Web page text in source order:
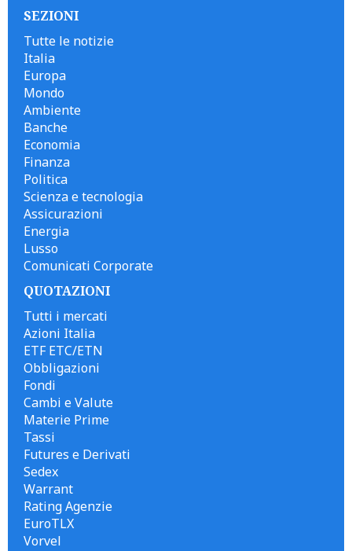
SEZIONI
Tutte le notizie
Italia
Europa
Mondo
Ambiente
Banche
Economia
Finanza
Politica
Scienza e tecnologia
Assicurazioni
Energia
Lusso
Comunicati Corporate
QUOTAZIONI
Tutti i mercati
Azioni Italia
ETF ETC/ETN
Obbligazioni
Fondi
Cambi e Valute
Materie Prime
Tassi
Futures e Derivati
Sedex
Warrant
Rating Agenzie
EuroTLX
Vorvel